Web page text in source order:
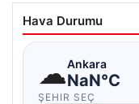
Hava Durumu
☁Ankara
NaN°C
ŞEHIR SEÇ